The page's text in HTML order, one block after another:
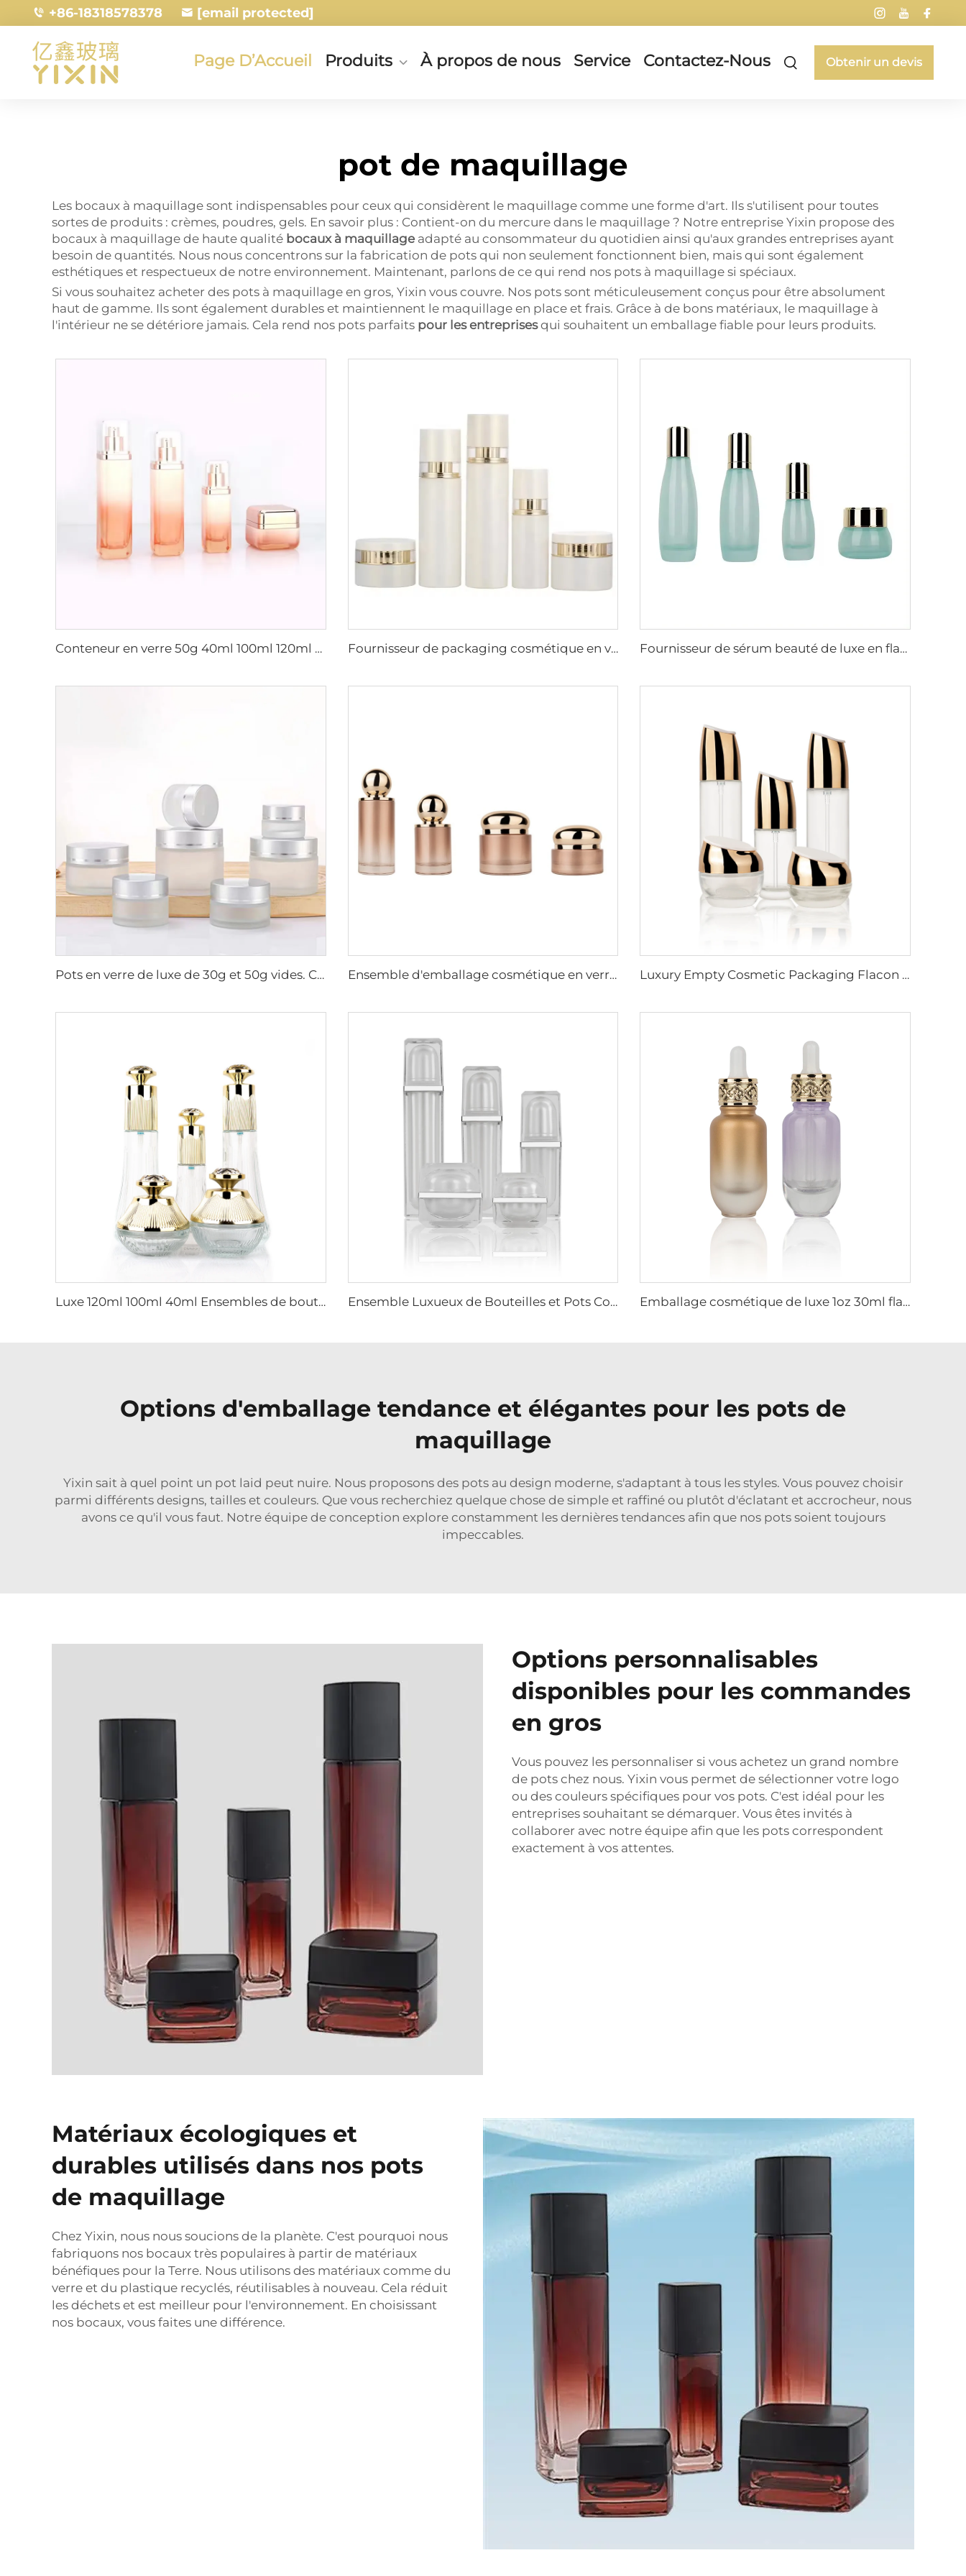
+86-18318578378 [email protected]
Page D’Accueil Produits À propos de nous Service Contactez-Nous Obtenir un devis
pot de maquillage
Les bocaux à maquillage sont indispensables pour ceux qui considèrent le maquillage comme une forme d'art. Ils s'utilisent pour toutes
sortes de produits : crèmes, poudres, gels. En savoir plus : Contient-on du mercure dans le maquillage ? Notre entreprise Yixin propose des
bocaux à maquillage de haute qualité bocaux à maquillage adapté au consommateur du quotidien ainsi qu'aux grandes entreprises ayant
besoin de quantités. Nous nous concentrons sur la fabrication de pots qui non seulement fonctionnent bien, mais qui sont également
esthétiques et respectueux de notre environnement. Maintenant, parlons de ce qui rend nos pots à maquillage si spéciaux.
Si vous souhaitez acheter des pots à maquillage en gros, Yixin vous couvre. Nos pots sont méticuleusement conçus pour être absolument
haut de gamme. Ils sont également durables et maintiennent le maquillage en place et frais. Grâce à de bons matériaux, le maquillage à
l'intérieur ne se détériore jamais. Cela rend nos pots parfaits pour les entreprisesqui souhaitent un emballage fiable pour leurs produits.
Conteneur en verre 50g 40ml 100ml 120ml ensemble de conditionnement cosmétique lotion tonique sérum pot à pompe soin de la peau conditionnement en verre Fournisseur de packaging cosmétique en verre de luxe sur mesure pour tonique, lotion, sérum, crème Fournisseur de sérum beauté de luxe en flacon pour la peau, emballage cosmétique quotidien avec pompe 50g40ml100ml120ml
Pots en verre de luxe de 30g et 50g vides. Contenants cosmétiques en verre pour l'emballage de crème pour le visage. Bouteilles en verre Ensemble d'emballage cosmétique en verre épais de luxe en vrac pour soins de la peau conteneurs de crème et de lotion Luxury Empty Cosmetic Packaging Flacon en Verre Set 60ml 100ml 120ml Lotion Sérums Flacons en Verre Jars Crème Visage Set
Luxe 120ml 100ml 40ml Ensembles de bouteilles de sérum et de tonique emballage fantaisie en verre pour cosmétiques 30g 50g pot en verre Ensemble Luxueux de Bouteilles et Pots Cosmétiques Carrés en Acrylique Emballage en Plastique Pompe à Spray pour Lotion Bouteille Cosmétique en Plastique Acrylique Emballage cosmétique de luxe 1oz 30ml flacon en verre à gouttes pour sérum ou huile
Options d'emballage tendance et élégantes pour les pots de
maquillage
Yixin sait à quel point un pot laid peut nuire. Nous proposons des pots au design moderne, s'adaptant à tous les styles. Vous pouvez choisir
parmi différents designs, tailles et couleurs. Que vous recherchiez quelque chose de simple et raffiné ou plutôt d'éclatant et accrocheur, nous
avons ce qu'il vous faut. Notre équipe de conception explore constamment les dernières tendances afin que nos pots soient toujours
impeccables.
Options personnalisables
disponibles pour les commandes
en gros
Vous pouvez les personnaliser si vous achetez un grand nombre
de pots chez nous. Yixin vous permet de sélectionner votre logo
ou des couleurs spécifiques pour vos pots. C'est idéal pour les
entreprises souhaitant se démarquer. Vous êtes invités à
collaborer avec notre équipe afin que les pots correspondent
exactement à vos attentes.
Matériaux écologiques et
durables utilisés dans nos pots
de maquillage
Chez Yixin, nous nous soucions de la planète. C'est pourquoi nous
fabriquons nos bocaux très populaires à partir de matériaux
bénéfiques pour la Terre. Nous utilisons des matériaux comme du
verre et du plastique recyclés, réutilisables à nouveau. Cela réduit
les déchets et est meilleur pour l'environnement. En choisissant
nos bocaux, vous faites une différence.